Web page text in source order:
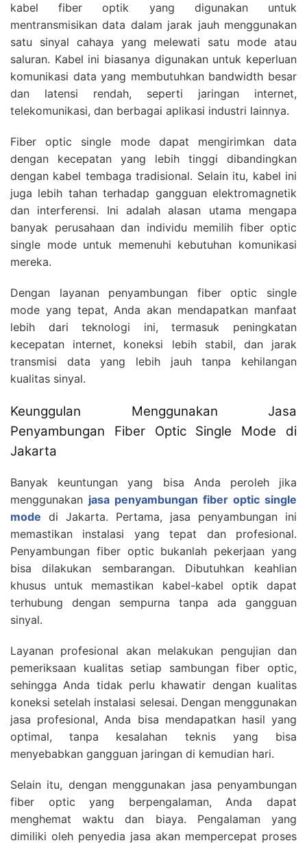
kabel fiber optik yang digunakan untuk
mentransmisikan data dalam jarak jauh menggunakan
satu sinyal cahaya yang melewati satu mode atau
saluran. Kabel ini biasanya digunakan untuk keperluan
komunikasi data yang membutuhkan bandwidth besar
dan latensi rendah, seperti jaringan internet,
telekomunikasi, dan berbagai aplikasi industri lainnya.
Fiber optic single mode dapat mengirimkan data
dengan kecepatan yang lebih tinggi dibandingkan
dengan kabel tembaga tradisional. Selain itu, kabel ini
juga lebih tahan terhadap gangguan elektromagnetik
dan interferensi. Ini adalah alasan utama mengapa
banyak perusahaan dan individu memilih fiber optic
single mode untuk memenuhi kebutuhan komunikasi
mereka.
Dengan layanan penyambungan fiber optic single
mode yang tepat, Anda akan mendapatkan manfaat
lebih dari teknologi ini, termasuk peningkatan
kecepatan internet, koneksi lebih stabil, dan jarak
transmisi data yang lebih jauh tanpa kehilangan
kualitas sinyal.
Keunggulan Menggunakan Jasa
Penyambungan Fiber Optic Single Mode di
Jakarta
Banyak keuntungan yang bisa Anda peroleh jika
menggunakan jasa penyambungan fiber optic single
mode di Jakarta. Pertama, jasa penyambungan ini
memastikan instalasi yang tepat dan profesional.
Penyambungan fiber optic bukanlah pekerjaan yang
bisa dilakukan sembarangan. Dibutuhkan keahlian
khusus untuk memastikan kabel-kabel optik dapat
terhubung dengan sempurna tanpa ada gangguan
sinyal.
Layanan profesional akan melakukan pengujian dan
pemeriksaan kualitas setiap sambungan fiber optic,
sehingga Anda tidak perlu khawatir dengan kualitas
koneksi setelah instalasi selesai. Dengan menggunakan
jasa profesional, Anda bisa mendapatkan hasil yang
optimal, tanpa kesalahan teknis yang bisa
menyebabkan gangguan jaringan di kemudian hari.
Selain itu, dengan menggunakan jasa penyambungan
fiber optic yang berpengalaman, Anda dapat
menghemat waktu dan biaya. Pengalaman yang
dimiliki oleh penyedia jasa akan mempercepat proses